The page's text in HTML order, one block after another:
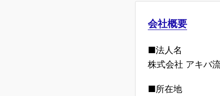
会社概要
■法人名
株式会社 アキバ
■所在地